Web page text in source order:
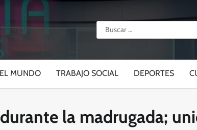
Buscar:
EL MUNDO TRABAJO SOCIAL DEPORTES
la madrugada;